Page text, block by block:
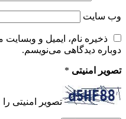
وب‌ سایت
ذخیره نام، ایمیل و
دوباره دیدگاهی می‌نویسم.
تصویر امنیتی *
تصویر امنیتی را